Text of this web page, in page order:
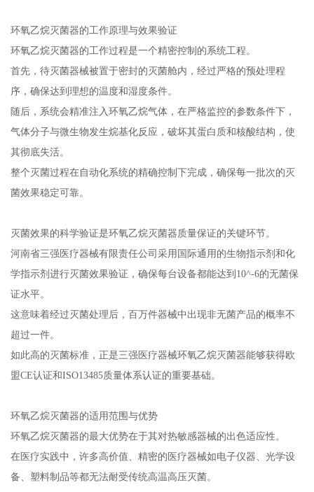
环氧乙烷灭菌器的工作原理与效果验证
环氧乙烷灭菌器的工作过程是一个精密控制的系统工程。
首先，待灭菌器械被置于密封的灭菌舱内，经过严格的预处理程
序，确保达到理想的温度和湿度条件。
随后，系统会精准注入环氧乙烷气体，在严格监控的参数条件下，
气体分子与微生物发生烷基化反应，破坏其蛋白质和核酸结构，使
其彻底失活。
整个灭菌过程在自动化系统的精确控制下完成，确保每一批次的灭
菌效果稳定可靠。
灭菌效果的科学验证是环氧乙烷灭菌器质量保证的关键环节。
河南省三强医疗器械有限责任公司采用国际通用的生物指示剂和化
学指示剂进行灭菌效果验证，确保每台设备都能达到10^-6的无菌保
证水平。
这意味着经过灭菌处理后，百万件器械中出现非无菌产品的概率不
超过一件。
如此高的灭菌标准，正是三强医疗器械环氧乙烷灭菌器能够获得欧
盟CE认证和ISO13485质量体系认证的重要基础。
环氧乙烷灭菌器的适用范围与优势
环氧乙烷灭菌器的最大优势在于其对热敏感器械的出色适应性。
在医疗实践中，许多高价值、精密的医疗器械如电子仪器、光学设
备、塑料制品等都无法耐受传统高温高压灭菌。